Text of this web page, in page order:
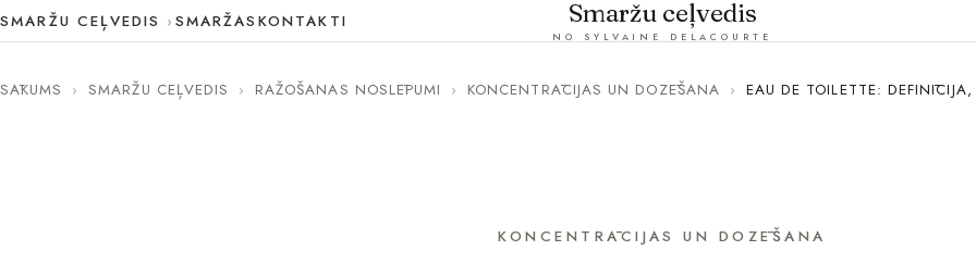
SMARŽU CEĻVEDIS SMARŽAS KONTAKTI Smaržu ceļvedis
NO SYLVAINE DELACOURTE
SĀKUMS › SMARŽU CEĻVEDIS › RAŽOŠANAS NOSLĒPUMI › KONCENTRĀCIJAS UN DOZĒŠANA › EAU DE TOILETTE:
KONCENTRĀCIJAS UN DOZĒŠANA